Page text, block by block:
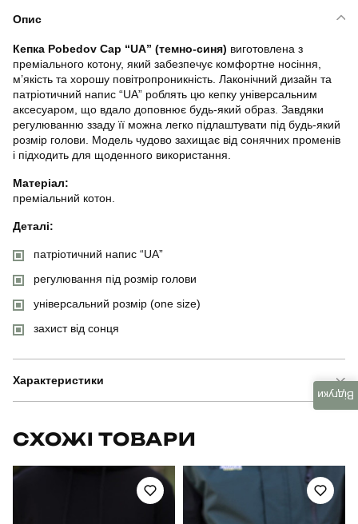
Опис
Кепка Pobedov Cap “UA” (темно-синя) виготовлена з
преміального котону, який забезпечує комфортне носіння,
м’якість та хорошу повітропроникність. Лаконічний дизайн та
патріотичний напис “UA” роблять цю кепку універсальним
аксесуаром, що вдало доповнює будь-який образ. Завдяки
регулюванню ззаду її можна легко підлаштувати під будь-який
розмір голови. Модель чудово захищає від сонячних променів
і підходить для щоденного використання.
Матеріал:
преміальний котон.
Деталі:
патріотичний напис “UA”
регулювання під розмір голови
універсальний розмір (one size)
захист від сонця
Характеристики
HWcp1513Lba
СХОЖІ ТОВАРИ
Відгуки